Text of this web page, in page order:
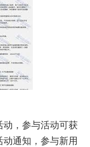
，参与活动可获
通知，参与新用